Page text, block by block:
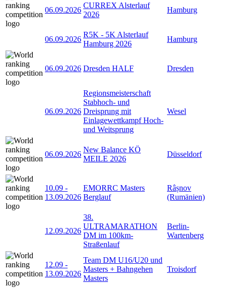
06.09.2026
CURREX Alsterlauf
2026
Hamburg
06.09.2026
R5K - 5K Alsterlauf
Hamburg 2026
Hamburg
06.09.2026 Dresden HALF Dresden
06.09.2026
Regionsmeisterschaft
Stabhoch- und
Dreisprung mit
Einlagewettkampf Hoch-
und Weitsprung
Wesel
06.09.2026
New Balance KÖ
MEILE 2026
Düsseldorf
10.09 -
13.09.2026
EMORRC Masters
Berglauf
Râșnov
(Rumänien)
12.09.2026
38.
ULTRAMARATHON
DM im 100km-
Straßenlauf
Berlin-
Wartenberg
12.09 -
13.09.2026
Team DM U16/U20 und
Masters + Bahngehen
Masters
Troisdorf